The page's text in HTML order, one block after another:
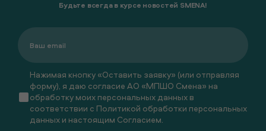
Будьте всегда в курсе новостей SMENA!
Нажимая кнопку «Оставить заявку» (или отправляя
форму), я даю согласие АО «МПШО Смена» на
обработку моих персональных данных в
соответствии с Политикой обработки персональных
данных и настоящим Согласием.